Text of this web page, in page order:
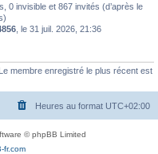
0 invisible et 867 invités (d’après le
, le 31 juil. 2026, 21:36
membre enregistré le plus récent est
Heures au format UTC+02:00
© phpBB Limited
fr.com